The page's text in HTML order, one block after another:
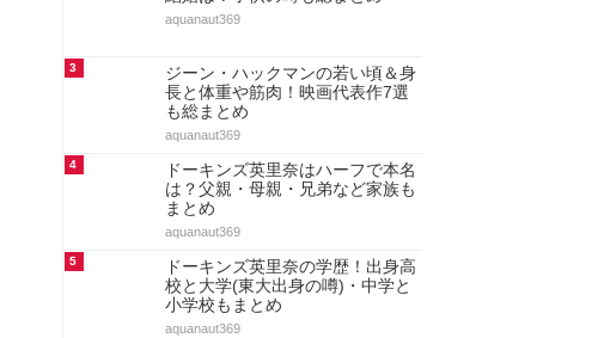
aquanaut369
3
ジーン・ハックマンの若い頃＆身
長と体重や筋肉！映画代表作7選
も総まとめ
aquanaut369
4
ドーキンズ英里奈はハーフで本名
は？父親・母親・兄弟など家族も
まとめ
aquanaut369
5
ドーキンズ英里奈の学歴！出身高
校と大学(東大出身の噂)・中学と
小学校もまとめ
aquanaut369